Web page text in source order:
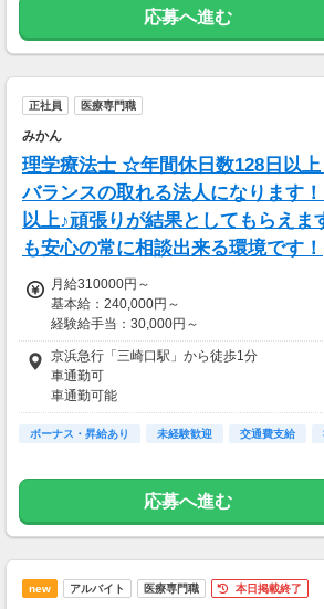
生活費がかからないので、働いた分のほとんど
を貯金にまわすことができます！
▼月収例
27万6,575円
＝(時給1,300円×8h＋残業1h)×23日
▼貯金の目安
＜リゾートバイト＞
住まい ：無料
水道光熱費：無料
Wi-Fi代 ：無料
食費 ：無料
スマホ ：0.5万円
そのほか ：1.5万円
社会保険 ：3万円
-----------------------
支出合計 ：5万円
→毎月20万円程度の貯金が目指せます！
短期でお金を貯めたい方にはピッタリ！
★お仕事開始までの流れ★
応募へ進む
正社員 医療専門職
みかん
理学療法士 ☆年間休日数128日以上
バランスの取れる法人になります
以上♪頑張りが結果としてもらえ
も安心の常に相談出来る環境です！
月給310000円～
基本給：240,000円～
経験給手当：30,000円～
固定残業代：36,250円～40,000円
京浜急行「三崎口駅」から徒歩1分
車通勤可
車通勤可能
（車通勤の場合は、個人で駐車場契約が必要
ボーナス・昇給あり 未経験歓迎 交通費支給
応募へ進む
new アルバイト 医療専門職 本日掲載終了